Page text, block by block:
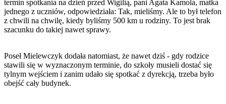
termin spotkania na dzień przed Wigilią, pani Agata Kamola, matka
jednego z uczniów, odpowiedziała: Tak, mieliśmy. Ale to był telefon
z chwili na chwilę, kiedy byliśmy 500 km u rodziny. To jest brak
szacunku do takiej nawet sprawy.
Poseł Mielewczyk dodała natomiast, że nawet dziś - gdy rodzice
stawili się w wyznaczonym terminie, do szkoły musieli dostać się
tylnym wejściem i zanim udało się spotkać z dyrekcją, trzeba było
obejść cały budynek.